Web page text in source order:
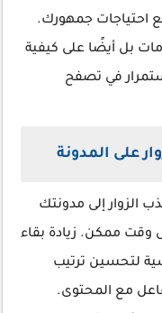
احتياجات جمهورك.
بل أيضًا على كيفية
في تصفح
على المدونة
الزوار إلى مدونتك
ممكن. زيادة بقاء
لتحسين ترتيب
مع المحتوى.